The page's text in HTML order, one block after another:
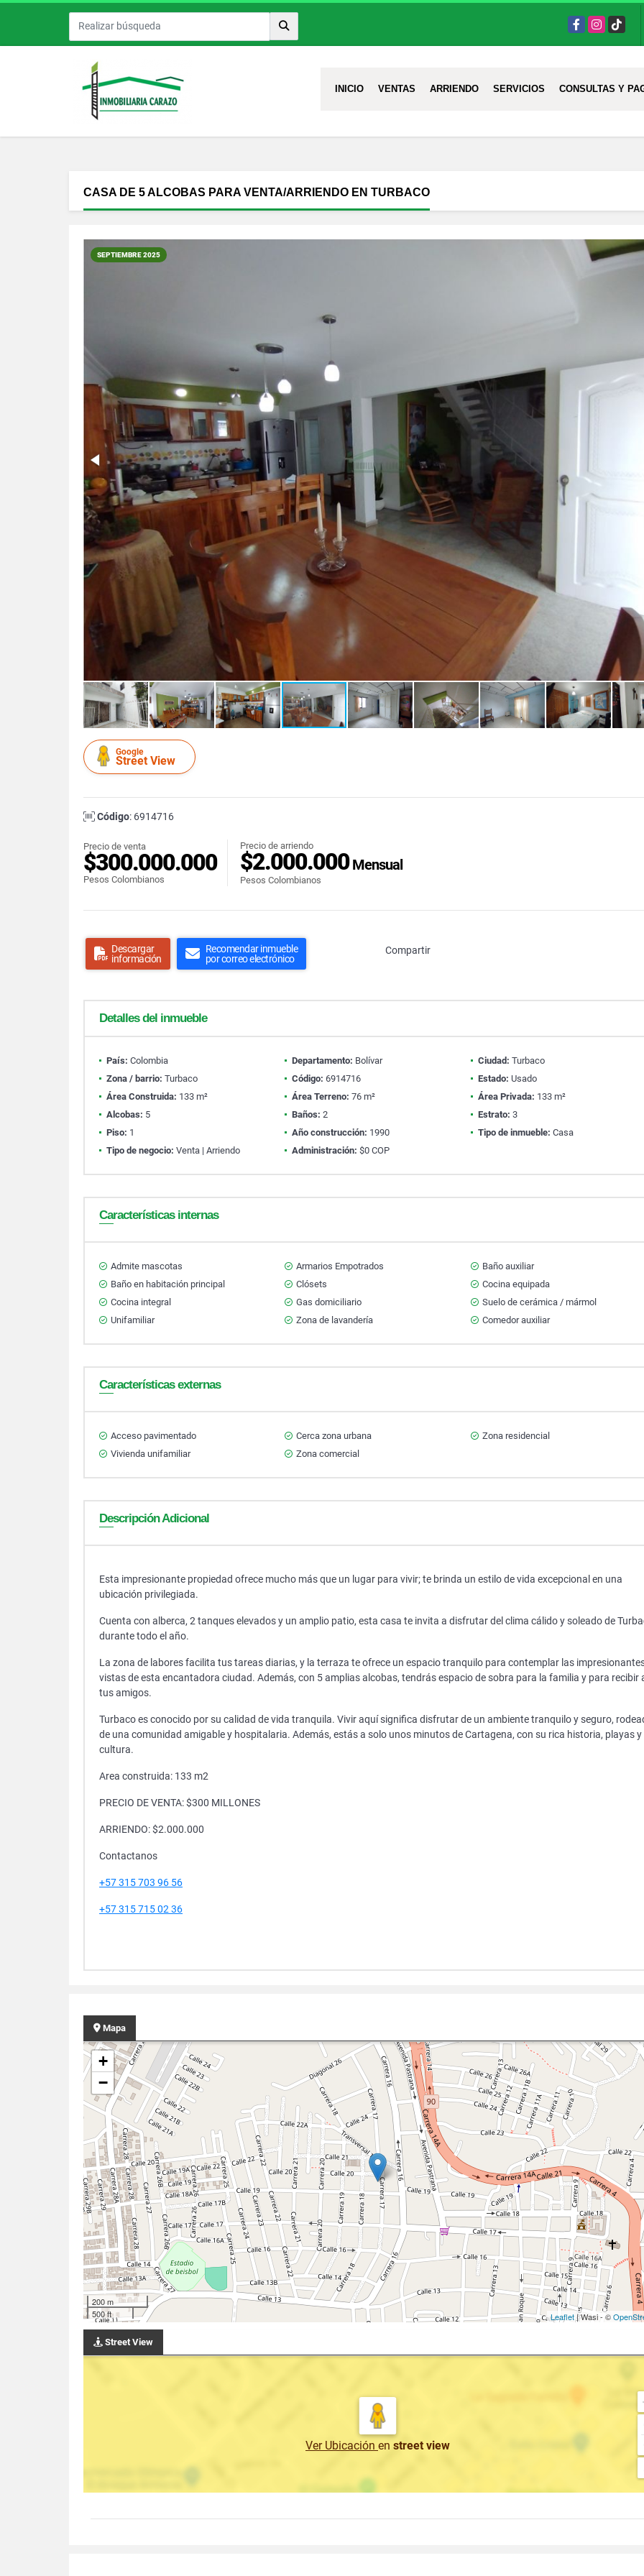
FacebookInstagram
TikTok
INICIO VENTAS ARRIENDO SERVICIOS CONSULTAS Y
CASA DE 5 ALCOBAS PARA VENTA/ARRIENDO EN TURBACO
SEPTIEMBRE 2025
Google
Street View
Código: 6914716
Precio de venta
$300.000.000
Pesos Colombianos
Precio de arriendo
$2.000.000Mensual
Pesos Colombianos
Descargar
información
Recomendar inmueble
por correo electrónico
Compartir
Detalles del inmueble
País: Colombia Departamento: Bolívar Ciudad: Turbaco
Zona / barrio: Turbaco Código: 6914716 Estado: Usado
Área Construida: 133 m² Área Terreno: 76 m² Área Privada: 133 m²
Alcobas: 5 Baños: 2 Estrato: 3
Piso: 1 Año construcción: 1990 Tipo de inmueble: Casa
Tipo de negocio: Venta | Arriendo Administración: $0 COP
Características internas
Admite mascotas Armarios Empotrados
Baño auxiliar
Baño en habitación principal
Clósets
Cocina equipada
Cocina integral
Gas domiciliario
Suelo de cerámica / mármol
Unifamiliar
Zona de lavandería Comedor auxiliar
Características externas
Acceso pavimentado Cerca zona urbana
Zona residencial
Vivienda unifamiliar
Zona comercial
Descripción Adicional
Esta impresionante propiedad ofrece mucho más que un lugar para vivir; te brinda un estilo de vida excepcional en una
ubicación privilegiada.
Cuenta con alberca, 2 tanques elevados y un amplio patio, esta casa te invita a disfrutar del clima cálido y soleado de
durante todo el año.
La zona de labores facilita tus tareas diarias, y la terraza te ofrece un espacio tranquilo para contemplar las
vistas de esta encantadora ciudad. Además, con 5 amplias alcobas, tendrás espacio de sobra para la familia y para recibir
tus amigos.
Turbaco es conocido por su calidad de vida tranquila. Vivir aquí significa disfrutar de un ambiente tranquilo y seguro,
de una comunidad amigable y hospitalaria. Además, estás a solo unos minutos de Cartagena, con su rica historia, playas y
cultura.
Area construida: 133 m2
PRECIO DE VENTA: $300 MILLONES
ARRIENDO: $2.000.000
Contactanos
+57 315 703 96 56
+57 315 715 02 36
Mapa
+
−
200 m
500 ft
Leaflet| Wasi - ©
Street View
Ver Ubicación en street view